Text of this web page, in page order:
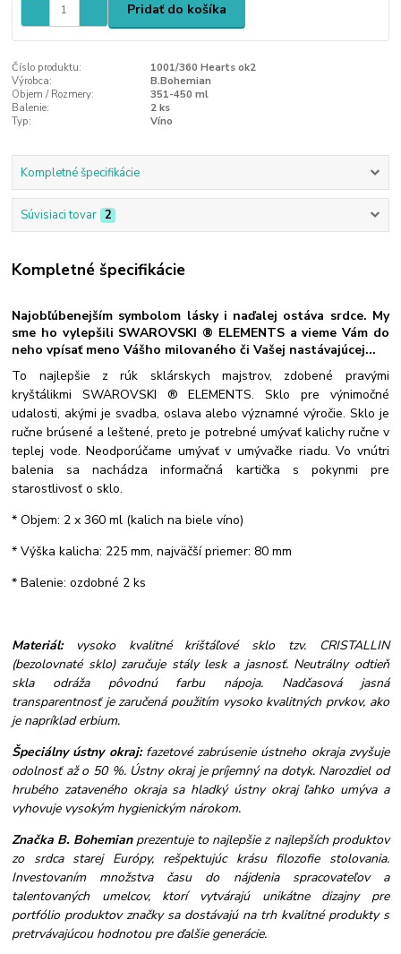
Pridať do košíka
Číslo produktu:
1001/360 Hearts ok2
Výrobca:
B.Bohemian
Objem / Rozmery:
351-450 ml
Balenie:
2 ks
Typ:
Víno
Kompletné špecifikácie
Súvisiaci tovar 2
Kompletné špecifikácie
Najobľúbenejším symbolom lásky i naďalej ostáva srdce. My
sme ho vylepšili SWAROVSKI ® ELEMENTS a vieme Vám do
neho vpísať meno Vášho milovaného či Vašej nastávajúcej...
To najlepšie z rúk sklárskych majstrov, zdobené pravými
kryštálikmi SWAROVSKI ® ELEMENTS. Sklo pre výnimočné
udalosti, akými je svadba, oslava alebo významné výročie. Sklo je
ručne brúsené a leštené, preto je potrebné umývať kalichy ručne v
teplej vode. Neodporúčame umývať v umývačke riadu. Vo vnútri
balenia sa nachádza informačná kartička s pokynmi pre
starostlivosť o sklo.
* Objem: 2 x 360 ml (kalich na biele víno)
* Výška kalicha: 225 mm, najväčší priemer: 80 mm
* Balenie: ozdobné 2 ks
Materiál:
vysoko kvalitné krištáľové sklo tzv. CRISTALLIN
(bezolovnaté sklo) zaručuje stály lesk a jasnosť. Neutrálny odtieň
skla odráža pôvodnú farbu nápoja. Nadčasová jasná
transparentnosť je zaručená použitím vysoko kvalitných prvkov, ako
je napríklad erbium.
Špeciálny ústny okraj: fazetové zabrúsenie ústneho okraja zvyšuje
odolnosť až o 50 %. Ústny okraj je príjemný na dotyk. Narozdiel od
hrubého zataveného okraja sa hladký ústny okraj ľahko umýva a
vyhovuje vysokým hygienickým nárokom.
Značka B. Bohemianprezentuje to najlepšie z najlepších produktov
zo srdca starej Európy, rešpektujúc krásu filozofie stolovania.
Investovaním množstva času do nájdenia spracovateľov a
talentovaných umelcov, ktorí vytvárajú unikátne dizajny pre
portfólio produktov značky sa dostávajú na trh kvalitné produkty s
pretrvávajúcou hodnotou pre ďalšie generácie.